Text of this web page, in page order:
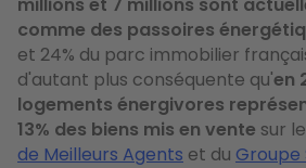
comme des passoires
et 24% du parc immobilier
d'autant plus conséquente qu'en
logements énergivores
13% des biens mis en vente sur
de Meilleurs Agents et du Groupe